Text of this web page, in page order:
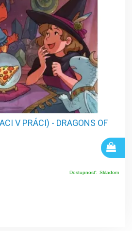
V PRÁCI) - DRAGONS OF
Dostupnosť: Skladom